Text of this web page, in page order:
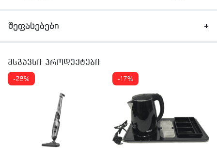
შეფასებები
მსგავსი პროდუქტები
-28% -17%